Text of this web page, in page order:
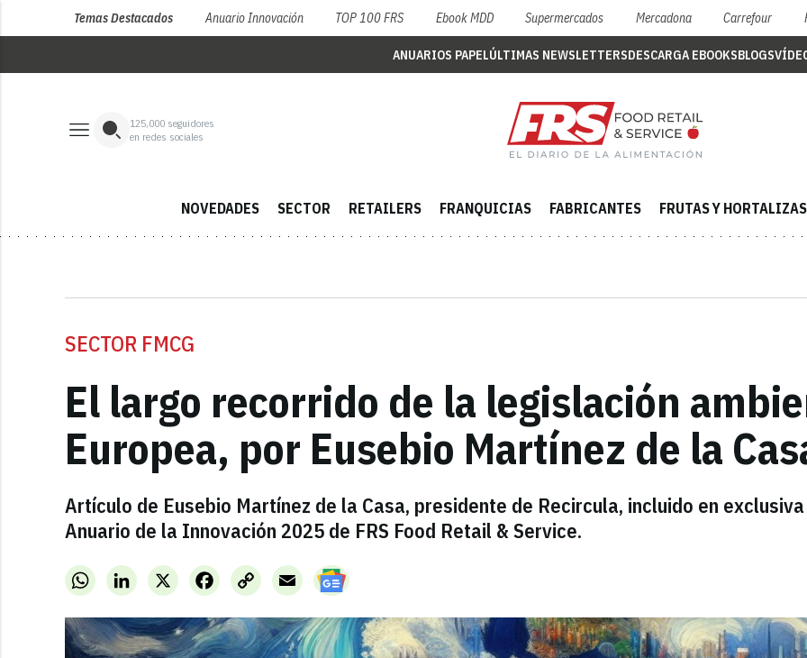
Temas Destacados Anuario Innovación TOP 100 FRS Ebook MDD Supermercados Mercadona Carrefour
ANUARIOS PAPELÚLTIMAS NEWSLETTERSDESCARGA EBOOKSBLOGS
125,000 seguidores
en redes sociales
NOVEDADES SECTOR RETAILERS FRANQUICIAS FABRICANTES FRUTAS Y HORTALIZAS
SECTOR FMCG
El largo recorrido de la legislación
Europea, por Eusebio Martínez de la
Artículo de Eusebio Martínez de la Casa, presidente de Recircula, incluido en
Anuario de la Innovación 2025 de FRS Food Retail & Service.
WhatsAppLinkedInX FacebookCopy
Link
Email